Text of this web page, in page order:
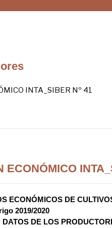
INTA_SIBER Nº 41
ECONÓMICO
ECONÓMICOS DE
2019/2020
DE LOS